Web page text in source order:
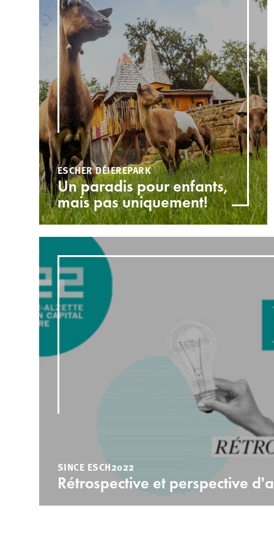
ESCHER DÉIEREPARK
Un paradis pour enfants,
mais pas uniquement!
SINCE ESCH2022
Rétrospective et perspective